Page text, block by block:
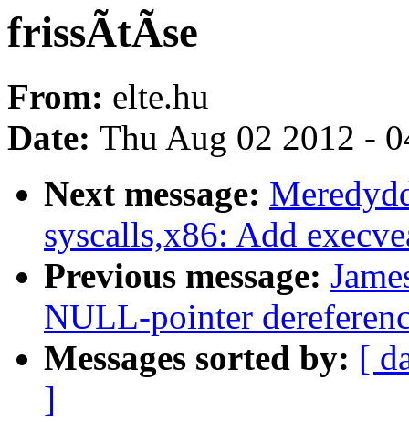
frissÃtÃse
From: elte.hu
Date: Thu Aug 02 2012 -
Next message:
syscalls,x86: Add
Previous message:
NULL-pointer
Messages sorted by: [
]